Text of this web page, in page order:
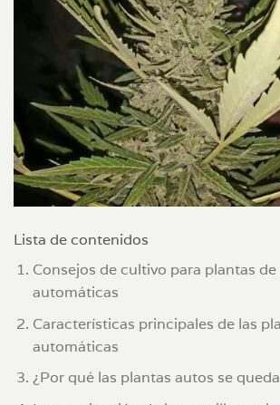
Lista de contenidos
Consejos de cultivo para plantas
automáticas
Características principales de las
automáticas
¿Por qué las plantas autos se